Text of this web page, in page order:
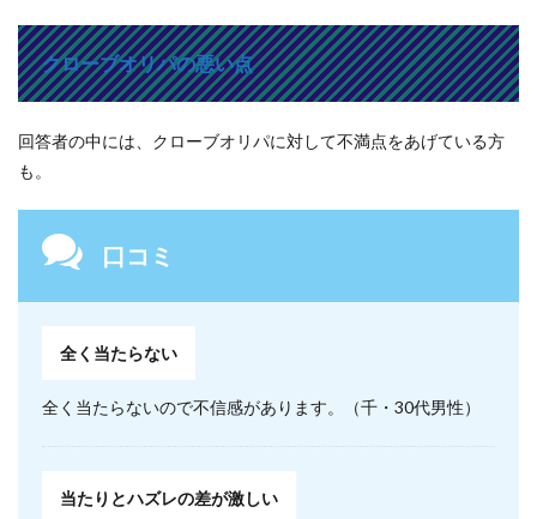
クローブオリパの悪い点
回答者の中には、クローブオリパに対して不満点をあげている方
も。
口コミ
全く当たらない
全く当たらないので不信感があります。（千・30代男性）
当たりとハズレの差が激しい